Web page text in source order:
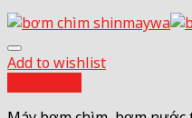
Add to wishlist